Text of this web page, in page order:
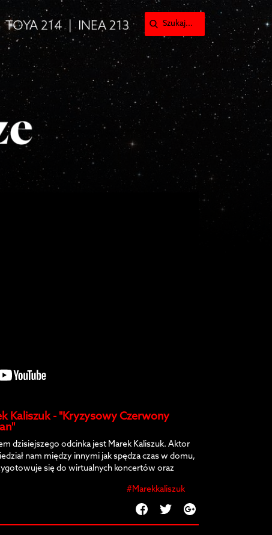
Kaliszuk - "Kryzysowy Czerwony
dzisiejszego odcinka jest Marek Kaliszuk. Aktor
nam między innymi jak spędza czas w domu,
się do wirtualnych koncertów oraz
#Marekkaliszuk